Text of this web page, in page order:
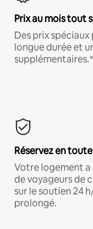
Prix au mois tout
Des prix
longue durée et
supplémentaires.*
Réservez en
Votre logement
de voyageurs de
sur le soutien 24
prolongé.